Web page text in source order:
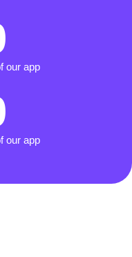
our app
our app